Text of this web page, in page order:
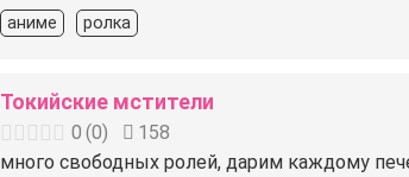
аниме ролка
Токийские мстители
0 (0)
158
много свободных ролей, дарим каждому